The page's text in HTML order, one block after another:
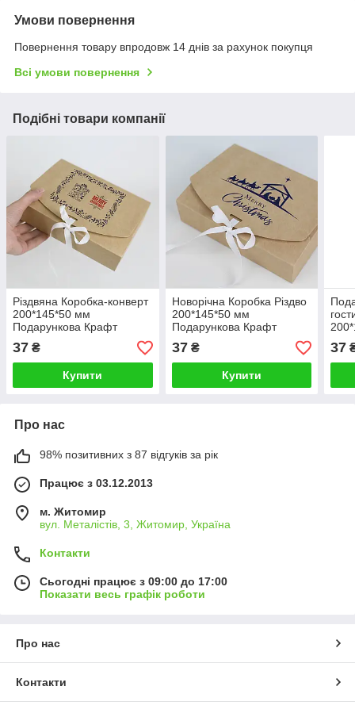
Умови повернення
Повернення товару впродовж 14 днів за рахунок покупця
Всі умови повернення
Подібні товари компанії
Різдвяна Коробка-конверт
200*145*50 мм
Подарункова Крафт
Коробка для сувенірів на
Новий рік
37 ₴
Купити
Новорічна Коробка Різдво
200*145*50 мм
Подарункова Крафт
Коробка-конверт для
сувенірів
37₴
Купити
37
Про нас
98% позитивних з 87 відгуків за рік
Працює з 03.12.2013
м. Житомир
вул. Металістів, 3, Житомир, Україна
Контакти
Сьогодні працює з 09:00 до 17:00
Показати весь графік роботи
Про нас
Контакти